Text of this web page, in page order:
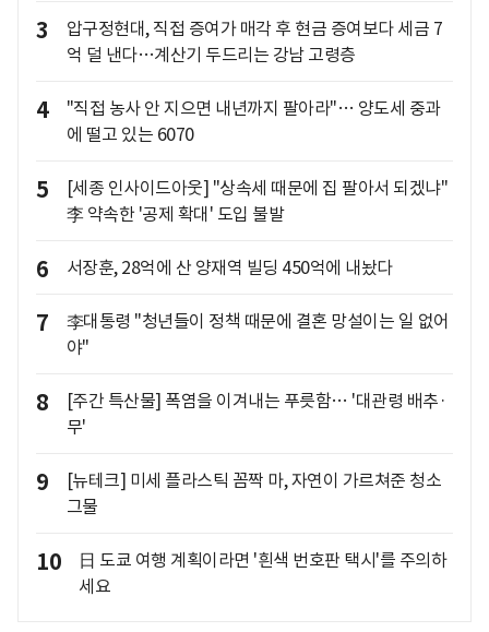
3
압구정현대, 직접 증여가 매각 후 현금 증여보다 세금 7
억 덜 낸다…계산기 두드리는 강남 고령층
4
"직접 농사 안 지으면 내년까지 팔아라"… 양도세 중과
에 떨고 있는 6070
5
[세종 인사이드아웃] "상속세 때문에 집 팔아서 되겠냐"
李 약속한 '공제 확대' 도입 불발
6 서장훈, 28억에 산 양재역 빌딩 450억에 내놨다
7
李대통령 "청년들이 정책 때문에 결혼 망설이는 일 없어
야"
8
[주간 특산물] 폭염을 이겨내는 푸릇함… '대관령 배추·
무'
9
[뉴테크] 미세 플라스틱 꼼짝 마, 자연이 가르쳐준 청소
그물
10
日 도쿄 여행 계획이라면 '흰색 번호판 택시'를 주의하
세요